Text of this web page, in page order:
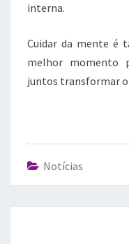
interna.
Cuidar da mente é
melhor momento
juntos transformar
Notícias